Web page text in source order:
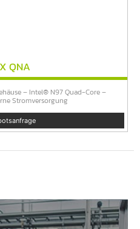
QNA
– Intel® N97 Quad-Core –
Stromversorgung